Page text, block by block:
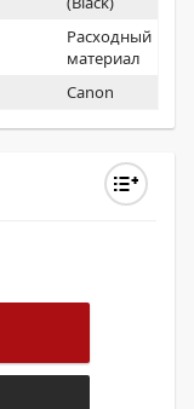
Расходный
материал
Canon